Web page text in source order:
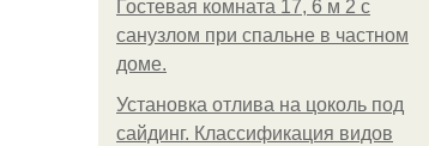
Гостевая комната 17, 6 м 2 с
санузлом при спальне в частном
доме.
Установка отлива на цоколь под
сайдинг. Классификация видов